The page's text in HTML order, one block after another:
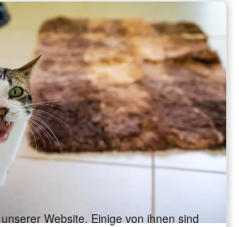
Website. Einige von ihnen sind